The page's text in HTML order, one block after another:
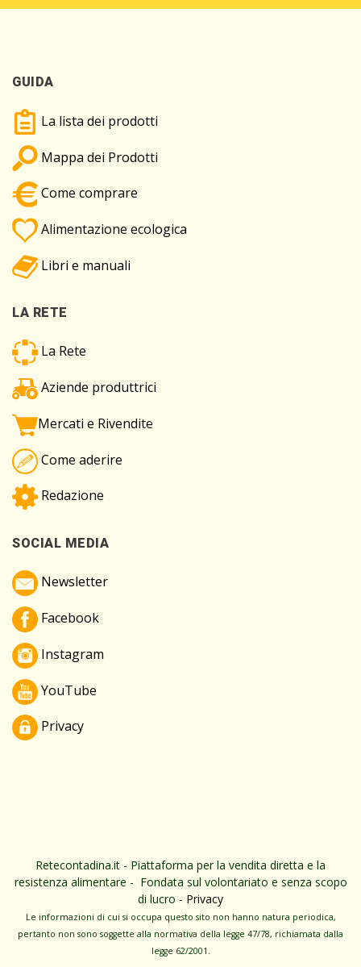
GUIDA
La lista dei prodotti
Mappa dei Prodotti
Come comprare
Alimentazione ecologica
Libri e manuali
LA RETE
La Rete
Aziende produttrici
Mercati e Rivendite
Come aderire
Redazione
SOCIAL MEDIA
Newsletter
Facebook
Instagram
YouTube
Privacy
Retecontadina.it - Piattaforma per la vendita diretta e la
resistenza alimentare - Fondata sul volontariato e senza scopo
di lucro - Privacy
Le informa­zioni di cui si occupa questo sito non hanno na­tura periodica,
pertanto non sono sog­gette alla normativa della legge 47/78, richiamata dalla
leg­ge 62/­2001.